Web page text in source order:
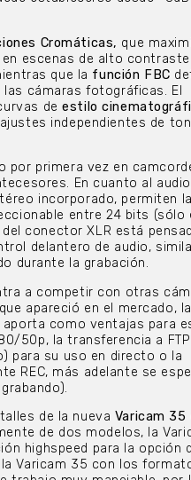
Cromáticas, que
escenas de alto
que la función FBC
cámaras fotográficas. El
deestilo
independientes de
por primera vez en
En cuanto al
incorporado, permiten la
entre 24 bits (sólo
conector XLR está
delantero de audio,
durante la grabación.
a competir con otras
apareció en el mercado,
aporta como ventajas para
50p, la transferencia a FTP
para su uso en directo o la
REC, más adelante se
de la nueva Varicam 35
de dos modelos, la
highspeed para la opción
Varicam 35 con los